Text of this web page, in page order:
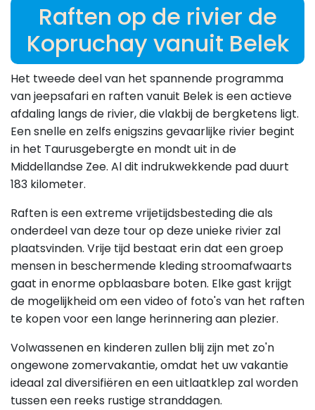
Raften op de rivier de
Kopruchay vanuit Belek
Het tweede deel van het spannende programma
van jeepsafari en raften vanuit Belek is een actieve
afdaling langs de rivier, die vlakbij de bergketens ligt.
Een snelle en zelfs enigszins gevaarlijke rivier begint
in het Taurusgebergte en mondt uit in de
Middellandse Zee. Al dit indrukwekkende pad duurt
183 kilometer.
Raften is een extreme vrijetijdsbesteding die als
onderdeel van deze tour op deze unieke rivier zal
plaatsvinden. Vrije tijd bestaat erin dat een groep
mensen in beschermende kleding stroomafwaarts
gaat in enorme opblaasbare boten. Elke gast krijgt
de mogelijkheid om een video of foto's van het raften
te kopen voor een lange herinnering aan plezier.
Volwassenen en kinderen zullen blij zijn met zo'n
ongewone zomervakantie, omdat het uw vakantie
ideaal zal diversifiëren en een uitlaatklep zal worden
tussen een reeks rustige stranddagen.